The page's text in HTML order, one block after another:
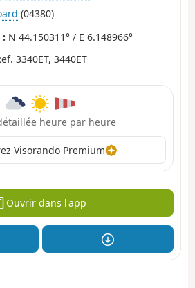
(04380)
N 44.150311° / E 6.148966°
3340ET, 3440ET
heure par heure
Visorando Premium
Ouvrir dans l'app